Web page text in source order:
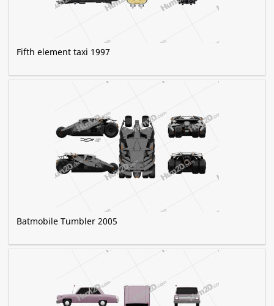
Fifth element taxi 1997
Batmobile Tumbler 2005